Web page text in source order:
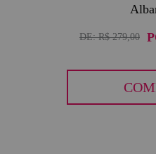
DE:R$ 279,00